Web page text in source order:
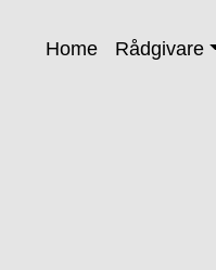
Home Rådgivare